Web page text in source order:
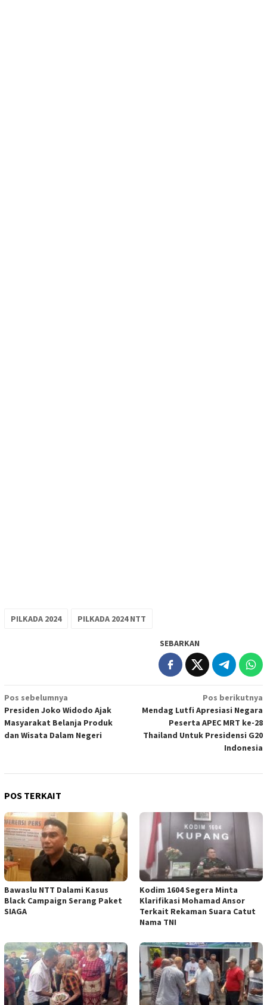
PILKADA 2024 PILKADA 2024 NTT
SEBARKAN
Navigasi
pos
Pos sebelumnya
Presiden Joko Widodo Ajak
Masyarakat Belanja Produk
dan Wisata Dalam Negeri
Pos berikutnya
Mendag Lutfi Apresiasi Negara
Peserta APEC MRT ke-28
Thailand Untuk Presidensi G20
Indonesia
POS TERKAIT
Bawaslu NTT Dalami Kasus
Black Campaign Serang Paket
SIAGA
Kodim 1604 Segera Minta
Klarifikasi Mohamad Ansor
Terkait Rekaman Suara Catut
Nama TNI